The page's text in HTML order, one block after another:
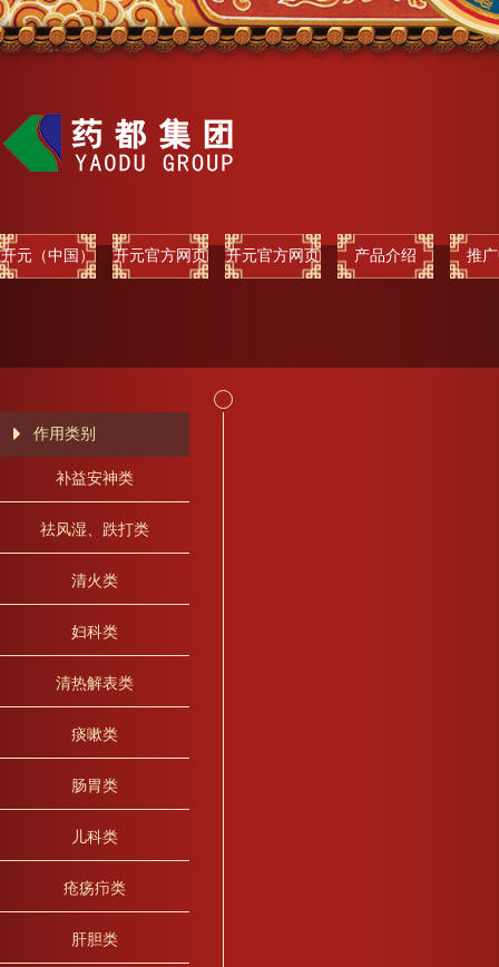
开元（中国） 开元官方网页 开元官方网页 产品介绍 推
作用类别
补益安神类
祛风湿、跌打类
清火类
妇科类
清热解表类
痰嗽类
肠胃类
儿科类
疮疡疖类
肝胆类